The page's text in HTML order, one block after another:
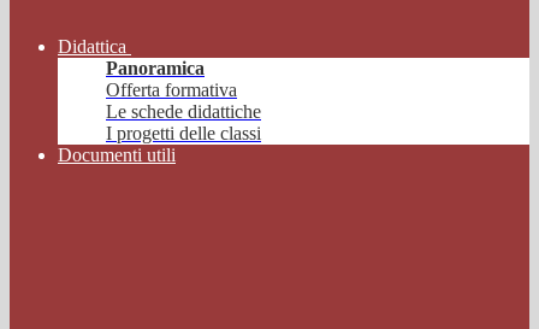
Didattica
Panoramica
Offerta formativa
Le schede didattiche
I progetti delle classi
Documenti utili